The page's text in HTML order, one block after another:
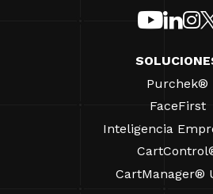
Purchek®
FaceFirst
Inteligencia
CartManager®